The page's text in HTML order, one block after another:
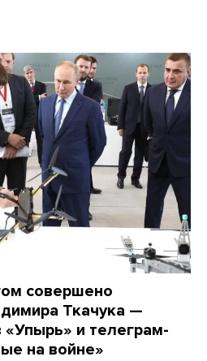
совершено
Ткачука —
«Упырь» и телеграм-
на войне»